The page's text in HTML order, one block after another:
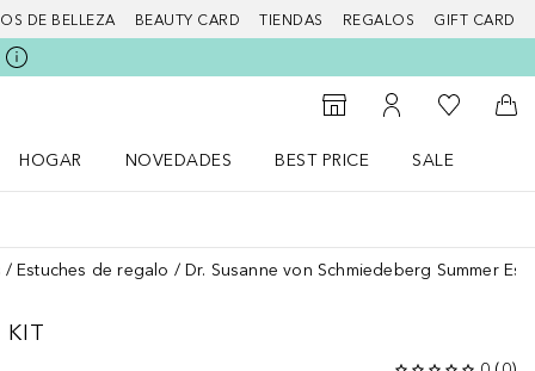
DE BELLEZA BEAUTY CARD TIENDAS REGALOS GIFT CARD
Al Storefinder
Mi cuenta
Mi lista de
A
HOGAR
NOVEDADES
BEST PRICE
SALE
Estuches de regalo Dr. Susanne von Schmiedeberg Summer
KIT